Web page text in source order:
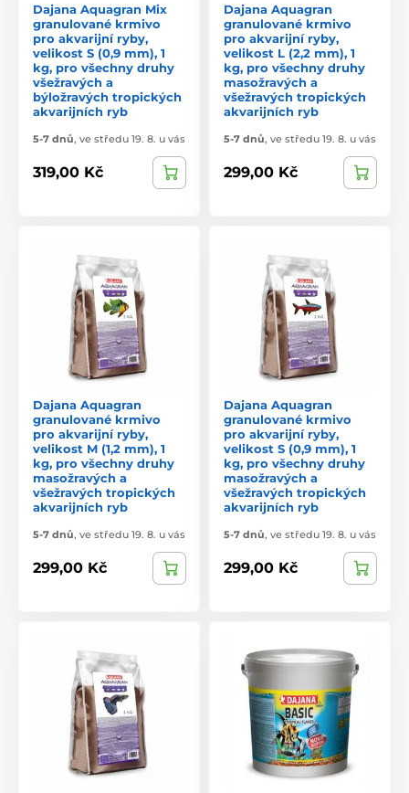
Dajana Aquagran Mix
granulované krmivo
pro akvarijní ryby,
velikost S (0,9 mm), 1
kg, pro všechny druhy
všežravých a
býložravých tropických
akvarijních ryb
5-7 dnů, ve středu 19. 8. u vás
319,00 Kč
Dajana Aquagran
granulované krmivo
pro akvarijní ryby,
velikost L (2,2 mm), 1
kg, pro všechny druhy
masožravých a
všežravých tropických
akvarijních ryb
5-7 dnů, ve středu 19. 8. u vás
299,00 Kč
Dajana Aquagran
granulované krmivo
pro akvarijní ryby,
velikost M (1,2 mm), 1
kg, pro všechny druhy
masožravých a
všežravých tropických
akvarijních ryb
5-7 dnů, ve středu 19. 8. u vás
299,00 Kč
Dajana Aquagran
granulované krmivo
pro akvarijní ryby,
velikost S (0,9 mm), 1
kg, pro všechny druhy
masožravých a
všežravých tropických
akvarijních ryb
5-7 dnů, ve středu 19. 8. u vás
299,00 Kč